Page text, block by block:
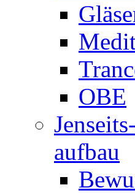
OBE
Jenseits-
aufbau